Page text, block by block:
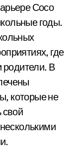
Сосо
годы.
где
родители. В
которые не
свой